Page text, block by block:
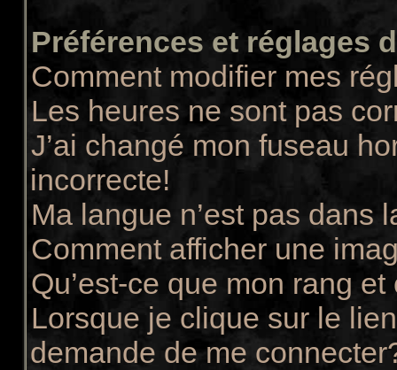
Préférences et réglages
Comment modifier mes
Les heures ne sont pas
J’ai changé mon fuseau
incorrecte!
Ma langue n’est pas dans
Comment afficher une
Qu’est-ce que mon rang
Lorsque je clique sur le
demande de me